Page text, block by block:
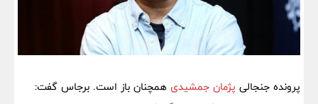
پرونده جنجالی پژمان جمشیدی همچنان باز است. برجاس گفت: